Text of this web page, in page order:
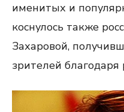
именитых и
коснулось также
Захаровой,
зрителей